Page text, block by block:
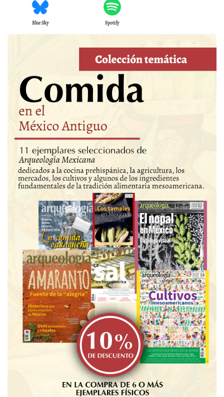
Blue Sky Spotify